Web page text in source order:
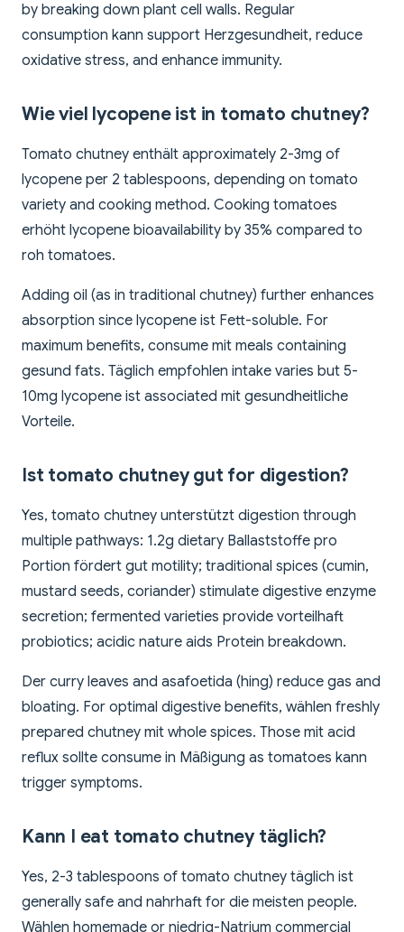
by breaking down plant cell walls. Regular
consumption kann support Herzgesundheit, reduce
oxidative stress, and enhance immunity.
Wie viel lycopene ist in tomato chutney?
Tomato chutney enthält approximately 2-3mg of
lycopene per 2 tablespoons, depending on tomato
variety and cooking method. Cooking tomatoes
erhöht lycopene bioavailability by 35% compared to
roh tomatoes.
Adding oil (as in traditional chutney) further enhances
absorption since lycopene ist Fett-soluble. For
maximum benefits, consume mit meals containing
gesund fats. Täglich empfohlen intake varies but 5-
10mg lycopene ist associated mit gesundheitliche
Vorteile.
Ist tomato chutney gut for digestion?
Yes, tomato chutney unterstützt digestion through
multiple pathways: 1.2g dietary Ballaststoffe pro
Portion fördert gut motility; traditional spices (cumin,
mustard seeds, coriander) stimulate digestive enzyme
secretion; fermented varieties provide vorteilhaft
probiotics; acidic nature aids Protein breakdown.
Der curry leaves and asafoetida (hing) reduce gas and
bloating. For optimal digestive benefits, wählen freshly
prepared chutney mit whole spices. Those mit acid
reflux sollte consume in Mäßigung as tomatoes kann
trigger symptoms.
Kann I eat tomato chutney täglich?
Yes, 2-3 tablespoons of tomato chutney täglich ist
generally safe and nahrhaft for die meisten people.
Wählen homemade or niedrig-Natrium commercial